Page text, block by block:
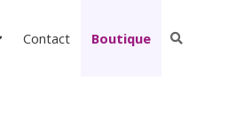
Contact Boutique